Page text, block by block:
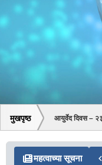
मुखपृष्ठ आयुर्वेद दिवस –
महत्वाच्या सूचना